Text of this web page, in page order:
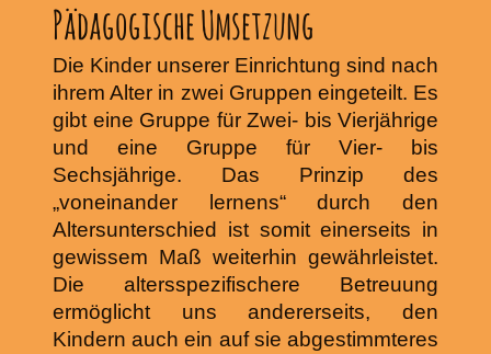
Pädagogische Umsetzung
Die Kinder unserer Einrichtung sind nach
ihrem Alter in zwei Gruppen eingeteilt. Es
gibt eine Gruppe für Zwei- bis Vierjährige
und eine Gruppe für Vier- bis
Sechsjährige. Das Prinzip des
„voneinander lernens“ durch den
Altersunterschied ist somit einerseits in
gewissem Maß weiterhin gewährleistet.
Die altersspezifischere Betreuung
ermöglicht uns andererseits, den
Kindern auch ein auf sie abgestimmteres